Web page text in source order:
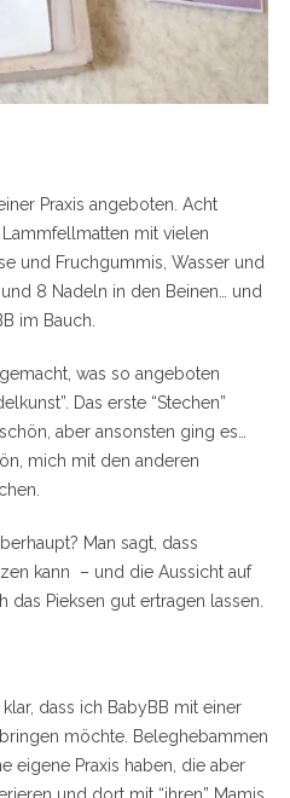
Praxis angeboten. Acht
mit vielen
und Fruchgummis, Wasser und
8 Nadeln in den Beinen… und
im Bauch.
was so angeboten
Das erste “Stechen”
aber ansonsten ging es…
mich mit den anderen
Man sagt, dass
kann – und die Aussicht auf
das Pieksen gut ertragen lassen.
dass ich BabyBB mit einer
möchte. Beleghebammen
eigene Praxis haben, die aber